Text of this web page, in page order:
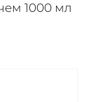
1000 мл